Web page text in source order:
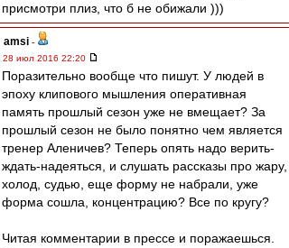
присмотри плиз, что б не обижали )))
amsi -
28 июл 2016 22:20
Поразительно вообще что пишут. У людей в
эпоху клипового мышления оперативная
память прошлый сезон уже не вмещает? За
прошлый сезон не было понятно чем является
тренер Аленичев? Теперь опять надо верить-
ждать-надеяться, и слушать рассказы про жару,
холод, судью, еще форму не набрали, уже
форма сошла, концентрацию? Все по кругу?
Читая комментарии в прессе и поражаешься.